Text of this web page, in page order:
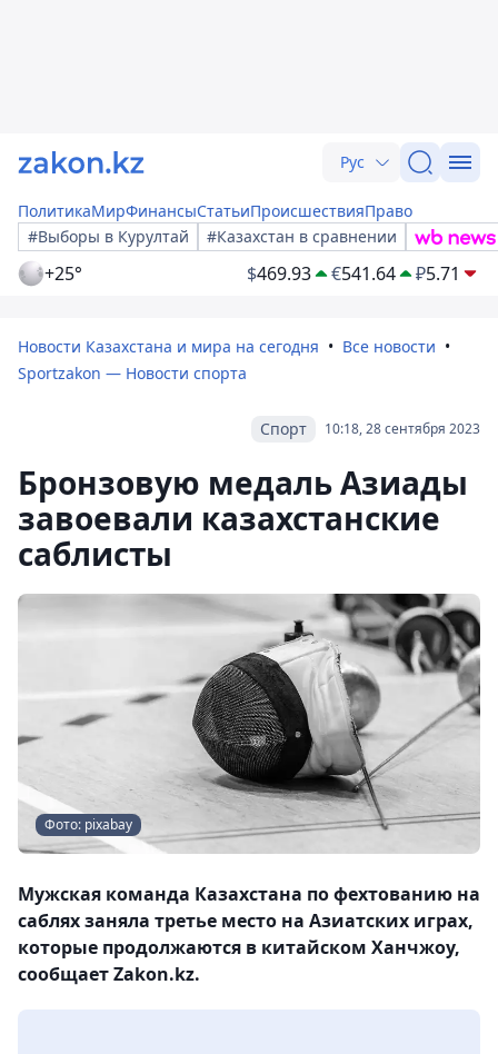
Рус
ПолитикаМирФинансыСтатьиПроисшествияПраво
#Выборы в Курултай
#Казахстан в сравнении
+25° $469.93 €541.64 ₽5.71
Новости Казахстана и мира на сегодня
Все новости
Sportzakon — Новости спорта
10:18, 28 сентября 2023
Спорт
Бронзовую медаль Азиады
завоевали казахстанские
саблисты
Фото: pixabay
Мужская команда Казахстана по фехтованию на
саблях заняла третье место на Азиатских играх,
которые продолжаются в китайском Ханчжоу,
сообщает Zakon.kz.